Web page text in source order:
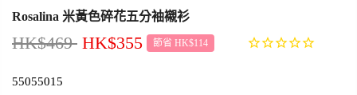
Rosalina 米黃色碎花五分袖襯衫
HK$469 HK$355 節省 HK$114
55055015